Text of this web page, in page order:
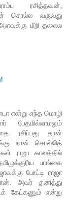
ரசித்தவன்,
சொல்ல வருவது
மீறி தலைல
என்று எந்த மொழி
பேதமில்லாமலும்
ரசிப்பது தான்
நான் சொல்லித்
ராஜா காலத்தில்
பாங்கை
போட்டி ராஜா
அவர் தனித்து
கேட்கணும் என்று